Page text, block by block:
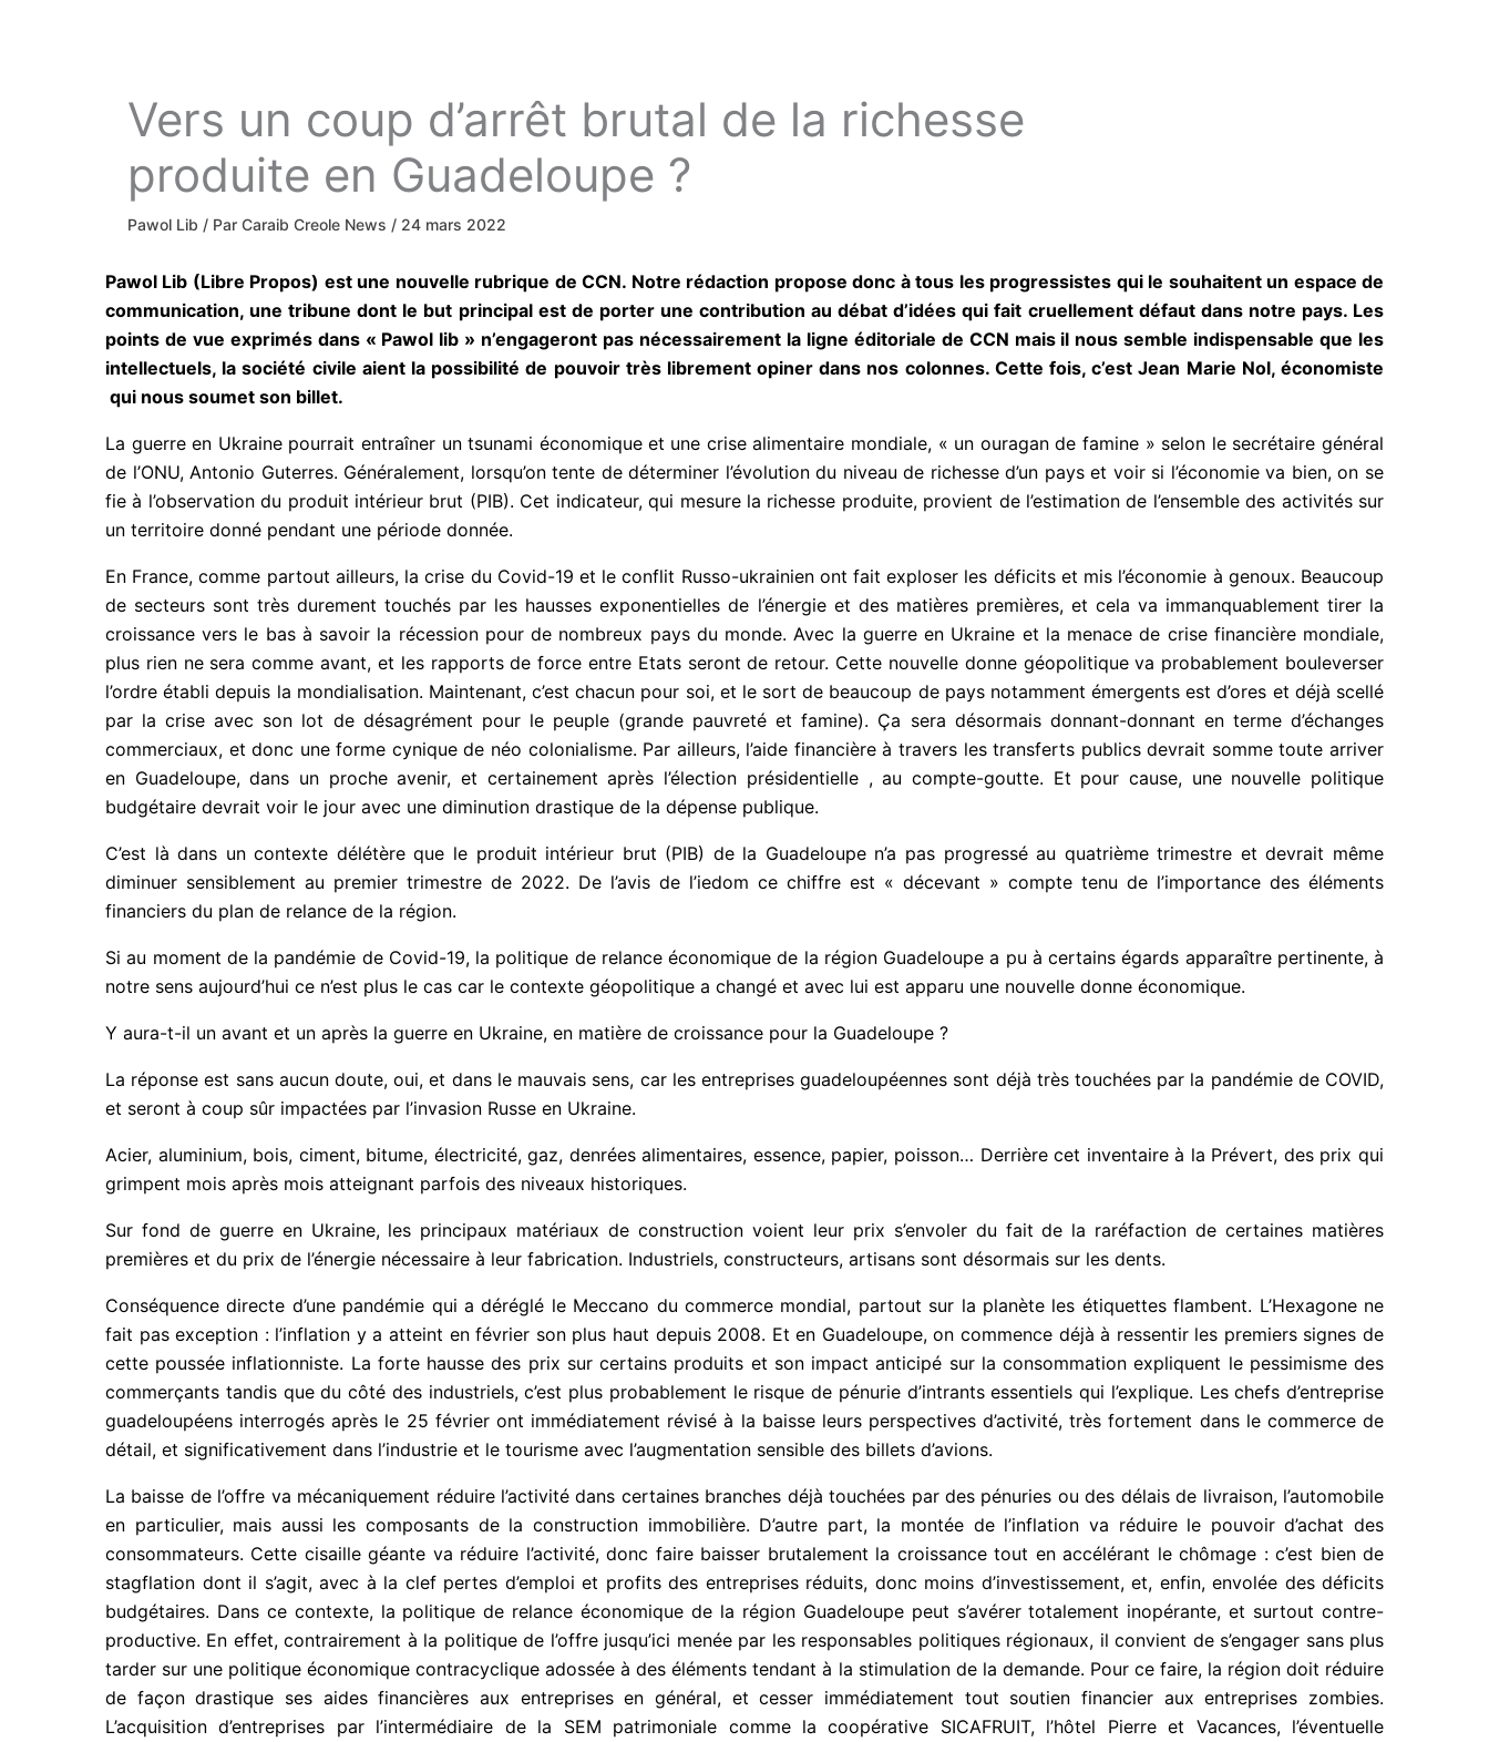
Vers un coup d’arrêt brutal de la richesse
produite en Guadeloupe ?
Pawol Lib / Par Caraib Creole News / 24 mars 2022
Pawol Lib (Libre Propos) est une nouvelle rubrique de CCN. Notre rédaction propose donc à tous les progressistes qui le souhaitent un espace de
communication, une tribune dont le but principal est de porter une contribution au débat d’idées qui fait cruellement défaut dans notre pays. Les
points de vue exprimés dans « Pawol Iib » n’engageront pas nécessairement la ligne éditoriale de CCN mais il nous semble indispensable que les
intellectuels, la société civile aient la possibilité de pouvoir très librement opiner dans nos colonnes. Cette fois, c’est Jean Marie Nol, économiste
qui nous soumet son billet.
La guerre en Ukraine pourrait entraîner un tsunami économique et une crise alimentaire mondiale, « un ouragan de famine » selon le secrétaire général
de l’ONU, Antonio Guterres. Généralement, lorsqu’on tente de déterminer l’évolution du niveau de richesse d’un pays et voir si l’économie va bien, on se
fie à l’observation du produit intérieur brut (PIB). Cet indicateur, qui mesure la richesse produite, provient de l’estimation de l’ensemble des activités sur
un territoire donné pendant une période donnée.
En France, comme partout ailleurs, la crise du Covid-19 et le conflit Russo-ukrainien ont fait exploser les déficits et mis l’économie à genoux. Beaucoup
de secteurs sont très durement touchés par les hausses exponentielles de l’énergie et des matières premières, et cela va immanquablement tirer la
croissance vers le bas à savoir la récession pour de nombreux pays du monde. Avec la guerre en Ukraine et la menace de crise financière mondiale,
plus rien ne sera comme avant, et les rapports de force entre Etats seront de retour. Cette nouvelle donne géopolitique va probablement bouleverser
l’ordre établi depuis la mondialisation. Maintenant, c’est chacun pour soi, et le sort de beaucoup de pays notamment émergents est d’ores et déjà scellé
par la crise avec son lot de désagrément pour le peuple (grande pauvreté et famine). Ça sera désormais donnant-donnant en terme d’échanges
commerciaux, et donc une forme cynique de néo colonialisme. Par ailleurs, l’aide financière à travers les transferts publics devrait somme toute arriver
en Guadeloupe, dans un proche avenir, et certainement après l’élection présidentielle , au compte-goutte. Et pour cause, une nouvelle politique
budgétaire devrait voir le jour avec une diminution drastique de la dépense publique.
C’est là dans un contexte délétère que le produit intérieur brut (PIB) de la Guadeloupe n’a pas progressé au quatrième trimestre et devrait même
diminuer sensiblement au premier trimestre de 2022. De l’avis de l’iedom ce chiffre est « décevant » compte tenu de l’importance des éléments
financiers du plan de relance de la région.
Si au moment de la pandémie de Covid-19, la politique de relance économique de la région Guadeloupe a pu à certains égards apparaître pertinente, à
notre sens aujourd’hui ce n’est plus le cas car le contexte géopolitique a changé et avec lui est apparu une nouvelle donne économique.
Y aura-t-il un avant et un après la guerre en Ukraine, en matière de croissance pour la Guadeloupe ?
La réponse est sans aucun doute, oui, et dans le mauvais sens, car les entreprises guadeloupéennes sont déjà très touchées par la pandémie de COVID,
et seront à coup sûr impactées par l’invasion Russe en Ukraine.
Acier, aluminium, bois, ciment, bitume, électricité, gaz, denrées alimentaires, essence, papier, poisson… Derrière cet inventaire à la Prévert, des prix qui
grimpent mois après mois atteignant parfois des niveaux historiques.
Sur fond de guerre en Ukraine, les principaux matériaux de construction voient leur prix s’envoler du fait de la raréfaction de certaines matières
premières et du prix de l’énergie nécessaire à leur fabrication. Industriels, constructeurs, artisans sont désormais sur les dents.
Conséquence directe d’une pandémie qui a déréglé le Meccano du commerce mondial, partout sur la planète les étiquettes flambent. L’Hexagone ne
fait pas exception : l’inflation y a atteint en février son plus haut depuis 2008. Et en Guadeloupe, on commence déjà à ressentir les premiers signes de
cette poussée inflationniste. La forte hausse des prix sur certains produits et son impact anticipé sur la consommation expliquent le pessimisme des
commerçants tandis que du côté des industriels, c’est plus probablement le risque de pénurie d’intrants essentiels qui l’explique. Les chefs d’entreprise
guadeloupéens interrogés après le 25 février ont immédiatement révisé à la baisse leurs perspectives d’activité, très fortement dans le commerce de
détail, et significativement dans l’industrie et le tourisme avec l’augmentation sensible des billets d’avions.
La baisse de l’offre va mécaniquement réduire l’activité dans certaines branches déjà touchées par des pénuries ou des délais de livraison, l’automobile
en particulier, mais aussi les composants de la construction immobilière. D’autre part, la montée de l’inflation va réduire le pouvoir d’achat des
consommateurs. Cette cisaille géante va réduire l’activité, donc faire baisser brutalement la croissance tout en accélérant le chômage : c’est bien de
stagflation dont il s’agit, avec à la clef pertes d’emploi et profits des entreprises réduits, donc moins d’investissement, et, enfin, envolée des déficits
budgétaires. Dans ce contexte, la politique de relance économique de la région Guadeloupe peut s’avérer totalement inopérante, et surtout contre-
productive. En effet, contrairement à la politique de l’offre jusqu’ici menée par les responsables politiques régionaux, il convient de s’engager sans plus
tarder sur une politique économique contracyclique adossée à des éléments tendant à la stimulation de la demande. Pour ce faire, la région doit réduire
de façon drastique ses aides financières aux entreprises en général, et cesser immédiatement tout soutien financier aux entreprises zombies.
L’acquisition d’entreprises par l’intermédiaire de la SEM patrimoniale comme la coopérative SICAFRUIT, l’hôtel Pierre et Vacances, l’éventuelle